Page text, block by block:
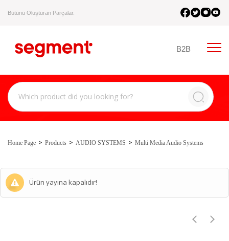
Bütünü Oluşturan Parçalar.
B2B
Home Page Products AUDIO SYSTEMS Multi Media Audio Systems
Ürün yayına kapalıdır!